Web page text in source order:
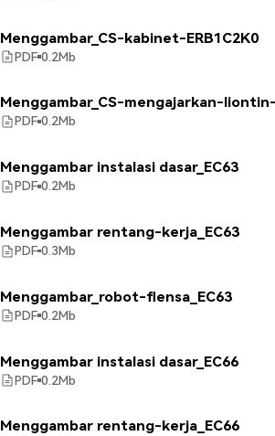
Menggambar_CS-kabinet-ERB1C2K0
PDF 0.2Mb
Menggambar_CS-mengajarkan-liontin-
PDF 0.2Mb
Menggambar instalasi dasar_EC63
PDF 0.2Mb
Menggambar rentang-kerja_EC63
PDF 0.3Mb
Menggambar_robot-flensa_EC63
PDF 0.2Mb
Menggambar instalasi dasar_EC66
PDF 0.2Mb
Menggambar rentang-kerja_EC66